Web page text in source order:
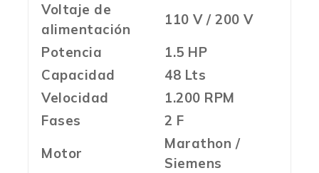
Voltaje de
alimentación
110 V / 200 V
Potencia
1.5 HP
Capacidad
48 Lts
Velocidad
1.200 RPM
Fases
2 F
Motor
Marathon /
Siemens